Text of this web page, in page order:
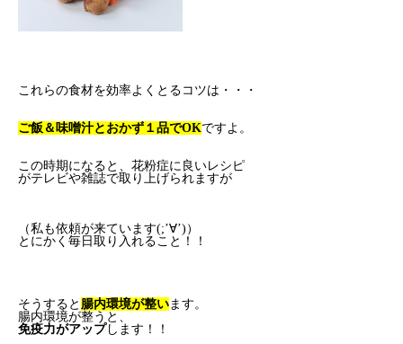
これらの食材を効率よくとるコツは・・・
ご飯＆味噌汁とおかず１品でOKですよ。
この時期になると、花粉症に良いレシピ
がテレビや雑誌で取り上げられますが
（私も依頼が来ています(;’∀’)）
とにかく毎日取り入れること！！
そうすると 腸内環境が整い ます。
腸内環境が整うと、
免疫力がアップします！！